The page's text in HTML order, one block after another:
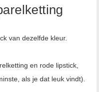
van dezelfde kleur.
en rode lipstick,
als je dat leuk vindt).